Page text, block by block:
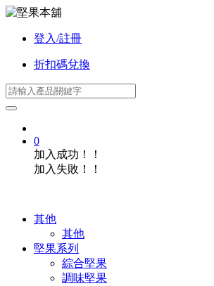
登入/註冊
折扣碼兌換
0
加入成功！！
加入失敗！！
其他
其他
堅果系列
綜合堅果
調味堅果